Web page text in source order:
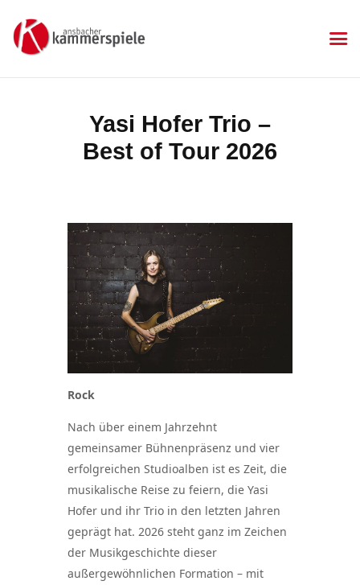
Yasi Hofer Trio –
Best of Tour 2026
KAMMERSPIELE
Aktuelles
Kartenkauf
Gastronomie
Sponsoren
Kontakt & Anfahrt
Impressum
Datenschutzerklärung
Rock
Nach über einem Jahrzehnt
gemeinsamer Bühnenpräsenz und vier
erfolgreichen Studioalben ist es Zeit, die
musikalische Reise zu feiern, die Yasi
Hofer und ihr Trio in den letzten Jahren
geprägt hat. 2026 steht ganz im Zeichen
der Musikgeschichte dieser
außergewöhnlichen Formation – mit